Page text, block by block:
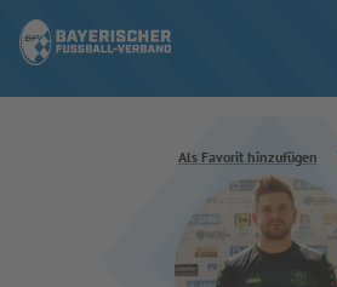
ERGEBNISSE & WETTBEWERBE
Als Favorit hinzufügen